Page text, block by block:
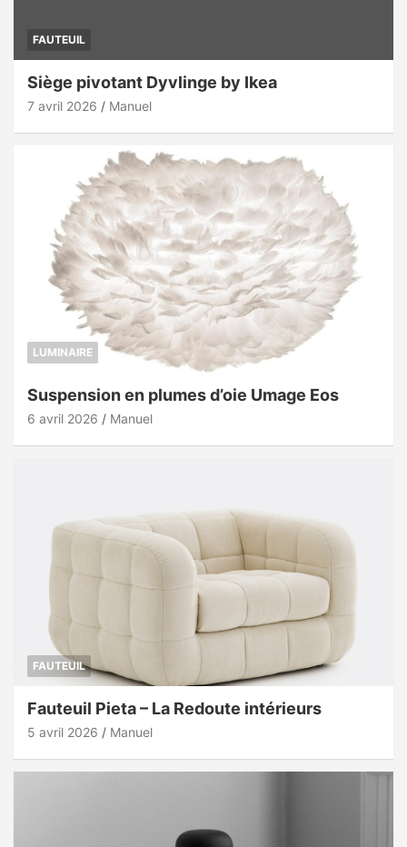
FAUTEUIL
Siège pivotant Dyvlinge by Ikea
7 avril 2026 Manuel
LUMINAIRE
Suspension en plumes d’oie Umage Eos
6 avril 2026 Manuel
FAUTEUIL
Fauteuil Pieta – La Redoute intérieurs
5 avril 2026 Manuel